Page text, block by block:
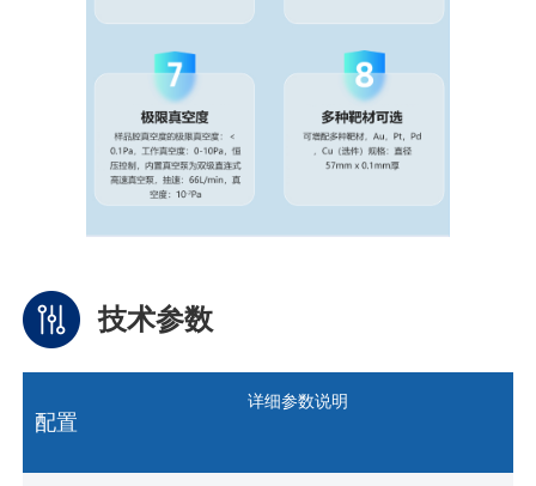
技术参数
配置
详细参数说明